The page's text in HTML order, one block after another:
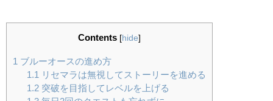
Contents [hide]
1 ブルーオースの進め方
1.1
リセマラは無視してストーリーを進める
1.2突破を目指してレベルを上げる